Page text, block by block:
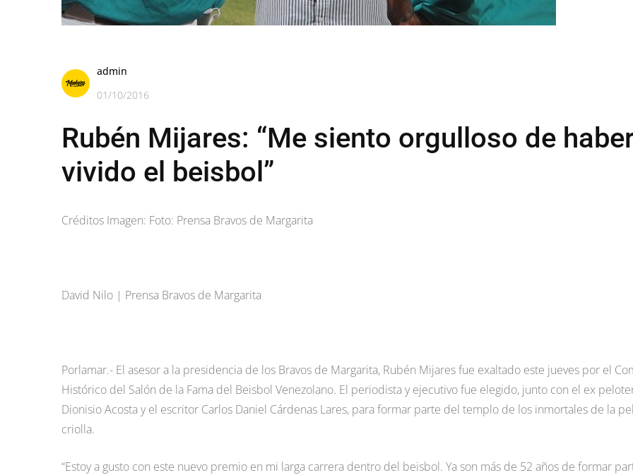
admin
01/10/2016
Rubén Mijares: “Me siento orgulloso de
vivido el beisbol”
Créditos Imagen: Foto: Prensa Bravos de Margarita
David Nilo | Prensa Bravos de Margarita
Porlamar.- El asesor a la presidencia de los Bravos de Margarita, Rubén Mijares fue exaltado este jueves por el
Histórico del Salón de la Fama del Beisbol Venezolano. El periodista y ejecutivo fue elegido, junto con el ex
Dionisio Acosta y el escritor Carlos Daniel Cárdenas Lares, para formar parte del templo de los inmortales de la
criolla.
“Estoy a gusto con este nuevo premio en mi larga carrera dentro del beisbol. Ya son más de 52 años de formar